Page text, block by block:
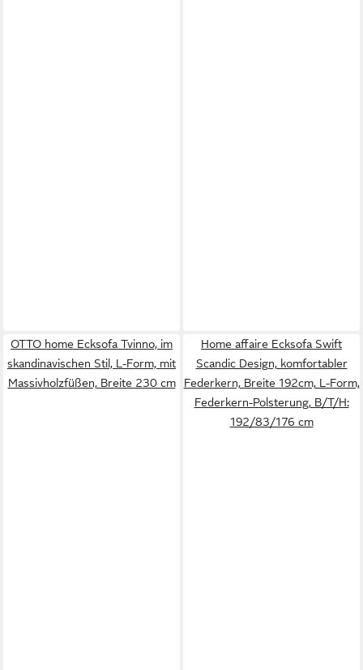
OTTO home Ecksofa Tvinno, im
skandinavischen Stil, L-Form, mit
Massivholzfüßen, Breite 230 cm
Home affaire Ecksofa Swift
Scandic Design, komfortabler
Federkern, Breite 192cm, L-Form,
Federkern-Polsterung, B/T/H:
192/83/176 cm